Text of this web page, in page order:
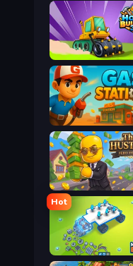
Home Builder 3D
Gas Station
The Hustler
Hot
Machine Eater